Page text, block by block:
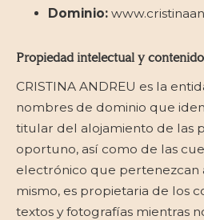
Dominio:
Propiedad intelectual y contenido
CRISTINA ANDREU es la
nombres de dominio que
titular del alojamiento de las
oportuno, así como de las
electrónico que pertenezcan
mismo, es propietaria de los
textos y fotografías mientras